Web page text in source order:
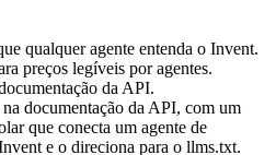
qualquer agente entenda o Invent.
preços legíveis por agentes.
da API.